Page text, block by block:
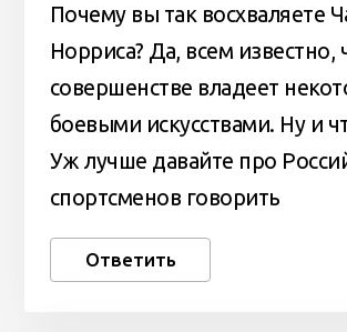
Почему вы так восхваляете
Норриса? Да, всем известно,
совершенстве владеет
боевыми искусствами. Ну и
Уж лучше давайте про
спортсменов говорить
Ответить